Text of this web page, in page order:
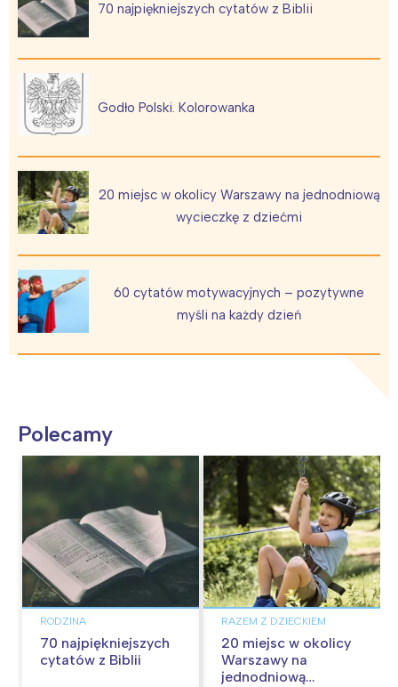
70 najpiękniejszych cytatów z Biblii
Godło Polski. Kolorowanka
20 miejsc w okolicy Warszawy na jednodniową
wycieczkę z dziećmi
60 cytatów motywacyjnych – pozytywne
myśli na każdy dzień
Polecamy
RODZINA
70 najpiękniejszych
cytatów z Biblii
RAZEM Z DZIECKIEM
20 miejsc w okolicy
Warszawy na
jednodniową